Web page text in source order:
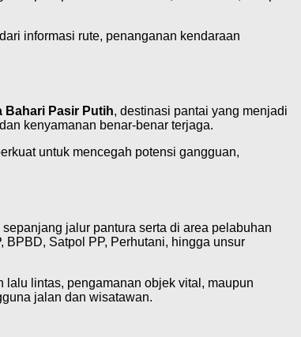
informasi rute, penanganan kendaraan
Bahari Pasir Putih, destinasi pantai yang menjadi
kenyamanan benar-benar terjaga.
untuk mencegah potensi gangguan,
jalur pantura serta di area pelabuhan
Satpol PP, Perhutani, hingga unsur
lintas, pengamanan objek vital, maupun
jalan dan wisatawan.